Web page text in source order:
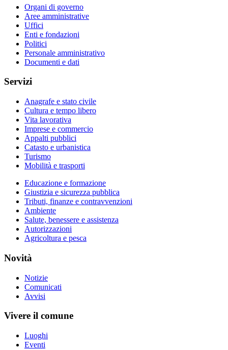
Organi di governo
Aree amministrative
Uffici
Enti e fondazioni
Politici
Personale amministrativo
Documenti e dati
Servizi
Anagrafe e stato civile
Cultura e tempo libero
Vita lavorativa
Imprese e commercio
Appalti pubblici
Catasto e urbanistica
Turismo
Mobilità e trasporti
Educazione e formazione
Giustizia e sicurezza pubblica
Tributi, finanze e contravvenzioni
Ambiente
Salute, benessere e assistenza
Autorizzazioni
Agricoltura e pesca
Novità
Notizie
Comunicati
Avvisi
Vivere il comune
Luoghi
Eventi